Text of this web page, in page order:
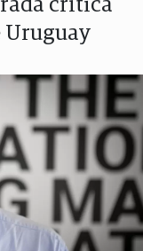
crítica
Uruguay